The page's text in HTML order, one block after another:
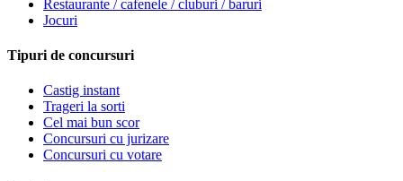
Restaurante / cafenele / cluburi / baruri
Jocuri
Tipuri de concursuri
Castig instant
Trageri la sorti
Cel mai bun scor
Concursuri cu jurizare
Concursuri cu votare